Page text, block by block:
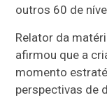
outros 60 de
Relator da
afirmou que a
momento
perspectivas de